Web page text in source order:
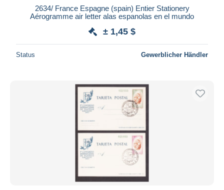
2634/ France Espagne (spain) Entier Stationery
Aérogramme air letter alas espanolas en el mundo
± 1,45 $
Status Gewerblicher Händler